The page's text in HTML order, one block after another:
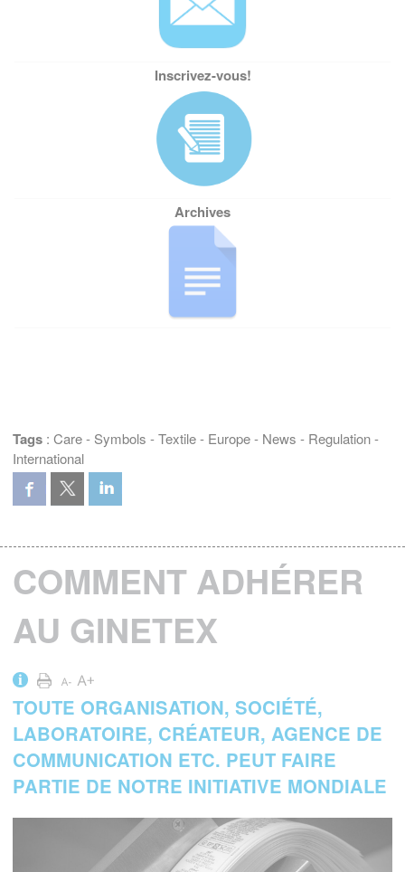
Tags : Care- Symbols -Textile- Europe- News - Regulation-
International
COMMENT ADHÉRER
AU GINETEX
i
TOUTE ORGANISATION, SOCIÉTÉ,
LABORATOIRE, CRÉATEUR, AGENCE DE
COMMUNICATION ETC. PEUT FAIRE
PARTIE DE NOTRE INITIATIVE MONDIALE